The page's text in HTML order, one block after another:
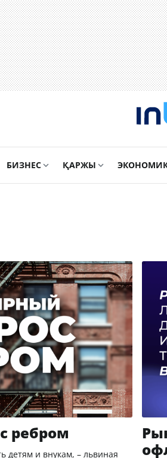
БИЗНЕС ҚАРЖЫ
ребром
детям и внукам, – львиная